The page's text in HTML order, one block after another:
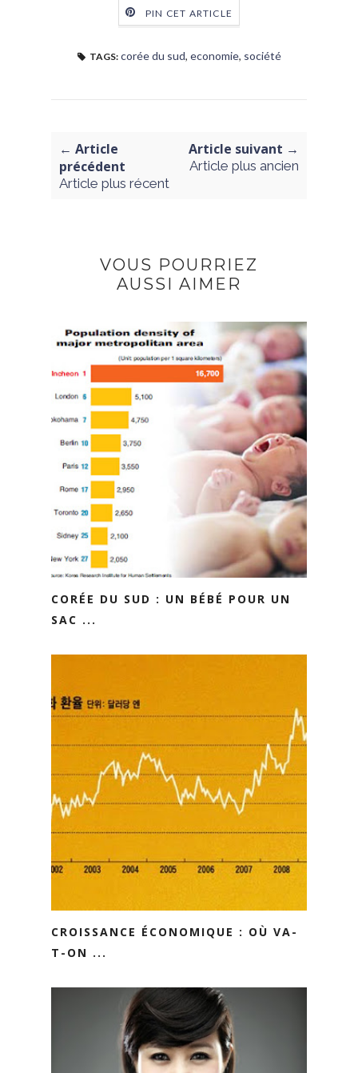
PIN CET ARTICLE
TAGS: corée du sud, economie, société
← Article
précédent
Article plus récent
Article suivant →
Article plus ancien
VOUS POURRIEZ
AUSSI AIMER
CORÉE DU SUD : UN BÉBÉ POUR UN
SAC ...
CROISSANCE ÉCONOMIQUE : OÙ VA-
T-ON ...